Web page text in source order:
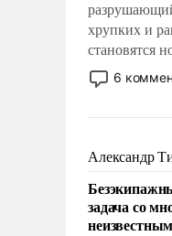
хрупких и
становятся
постепенно
отменяя
ударами
слабым,
6
Александр
задача со